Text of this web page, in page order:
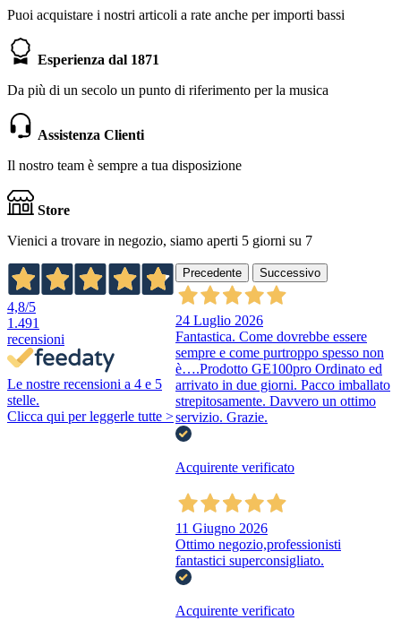
Puoi acquistare i nostri articoli a rate anche per importi bassi
Esperienza dal 1871
Da più di un secolo un punto di riferimento per la musica
Assistenza Clienti
Il nostro team è sempre a tua disposizione
Store
Vienici a trovare in negozio, siamo aperti 5 giorni su 7
4,8/5
1.491
recensioni
Le nostre recensioni a 4 e 5
stelle.
Clicca qui per leggerle tutte >
Precedente Successivo
24 Luglio 2026
Fantastica. Come dovrebbe essere
sempre e come purtroppo spesso non
è….Prodotto GE100pro Ordinato ed
arrivato in due giorni. Pacco imballato
strepitosamente. Davvero un ottimo
servizio. Grazie.
Acquirente verificato
11 Giugno 2026
Ottimo negozio,professionisti
fantastici superconsigliato.
Acquirente verificato